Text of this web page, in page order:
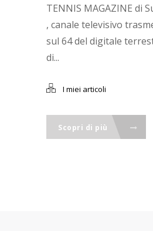
TENNIS MAGAZINE di
, canale televisivo
sul 64 del digitale
di...
I miei articoli
Scopri di più